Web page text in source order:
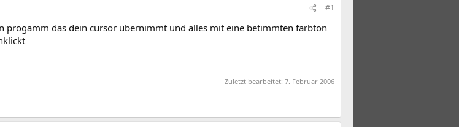
#1
progamm das dein cursor übernimmt und alles mit eine betimmten farbton
Zuletzt bearbeitet: 7. Februar 2006